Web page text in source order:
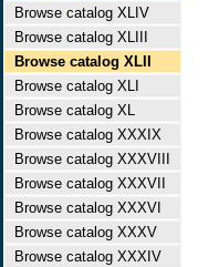
Browse catalog XLIV
Browse catalog XLIII
Browse catalog XLII
Browse catalog XLI
Browse catalog XL
Browse catalog XXXIX
Browse catalog XXXVIII
Browse catalog XXXVII
Browse catalog XXXVI
Browse catalog XXXV
Browse catalog XXXIV